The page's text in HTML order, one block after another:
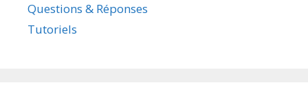
Questions & Réponses
Tutoriels